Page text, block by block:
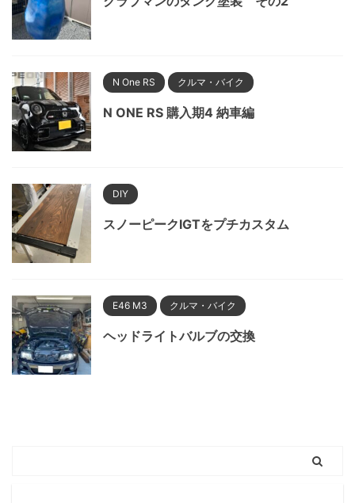
N One RS クルマ・バイク
N ONE RS 購入期4 納車編
DIY
スノーピークIGTをプチカスタム
E46 M3 クルマ・バイク
ヘッドライトバルブの交換